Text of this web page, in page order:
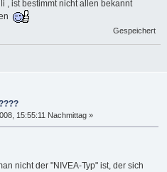
, ist bestimmt nicht allen bekannt
Gespeichert
15:55:11 Nachmittag »
nicht der "NIVEA-Typ" ist, der sich